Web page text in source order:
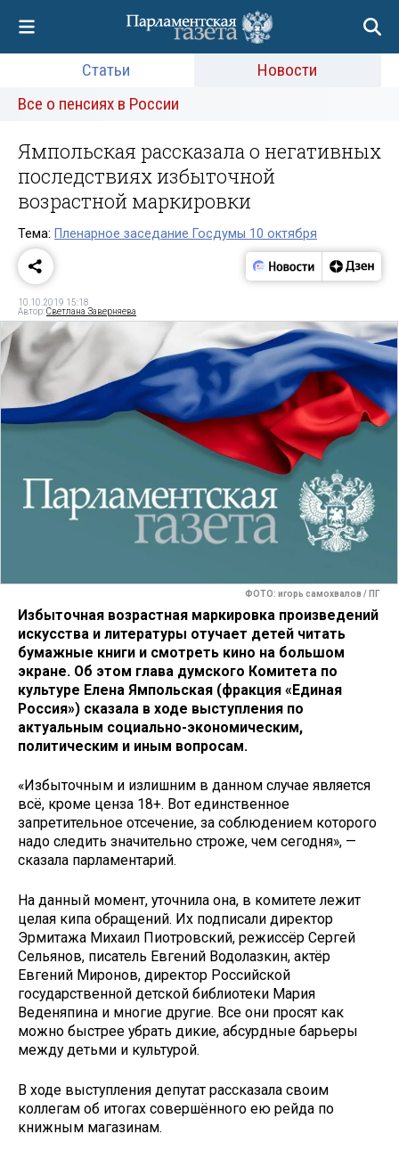
Статьи
Новости
Все о пенсиях в России
Ямпольская рассказала о негативных
последствиях избыточной
возрастной маркировки
Тема: Пленарное заседание Госдумы 10 октября
10.10.2019 15:18
Автор:Светлана Заверняева
ФОТО: игорь самохвалов / ПГ
Избыточная возрастная маркировка произведений
искусства и литературы отучает детей читать
бумажные книги и смотреть кино на большом
экране. Об этом глава думского Комитета по
культуре Елена Ямпольская (фракция «Единая
Россия») сказала в ходе выступления по
актуальным социально-экономическим,
политическим и иным вопросам.
«Избыточным и излишним в данном случае является
всё, кроме ценза 18+. Вот единственное
запретительное отсечение, за соблюдением которого
надо следить значительно строже, чем сегодня», —
сказала парламентарий.
На данный момент, уточнила она, в комитете лежит
целая кипа обращений. Их подписали директор
Эрмитажа Михаил Пиотровский, режиссёр Сергей
Сельянов, писатель Евгений Водолазкин, актёр
Евгений Миронов, директор Российской
государственной детской библиотеки Мария
Веденяпина и многие другие. Все они просят как
можно быстрее убрать дикие, абсурдные барьеры
между детьми и культурой.
В ходе выступления депутат рассказала своим
коллегам об итогах совершённого ею рейда по
книжным магазинам.